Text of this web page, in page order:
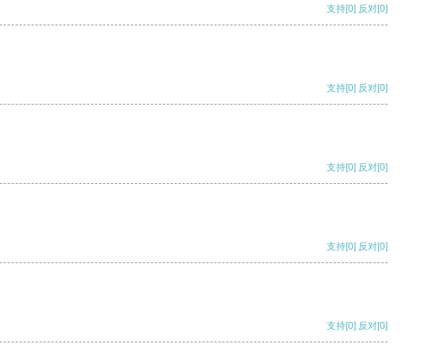
支持[0] 反对[0]
支持[0] 反对[0]
支持[0] 反对[0]
支持[0] 反对[0]
支持[0] 反对[0]